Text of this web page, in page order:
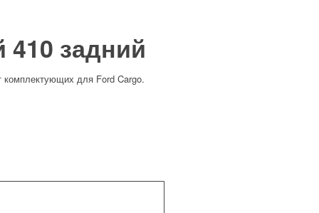
задний
комплектующих для Ford Cargo.